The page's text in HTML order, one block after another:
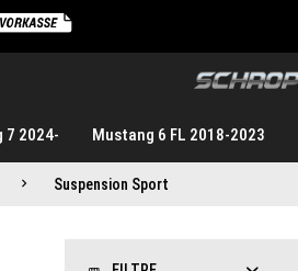
7 2024- Mustang 6 FL 2018-2023
Suspension Sport